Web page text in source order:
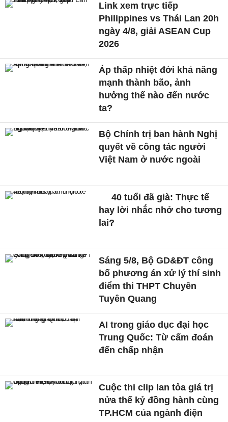
Link xem trực tiếp
Philippines vs Thái Lan 20h
ngày 4/8, giải ASEAN Cup
2026
Áp thấp nhiệt đới khả năng
mạnh thành bão, ảnh
hưởng thế nào đến nước
ta?
Bộ Chính trị ban hành Nghị
quyết về công tác người
Việt Nam ở nước ngoài
40 tuổi đã già: Thực tế
hay lời nhắc nhở cho tương
lai?
Sáng 5/8, Bộ GD&ĐT công
bố phương án xử lý thí sinh
điểm thi THPT Chuyên
Tuyên Quang
AI trong giáo dục đại học
Trung Quốc: Từ cấm đoán
đến chấp nhận
Cuộc thi clip lan tỏa giá trị
nửa thế kỷ đồng hành cùng
TP.HCM của ngành điện